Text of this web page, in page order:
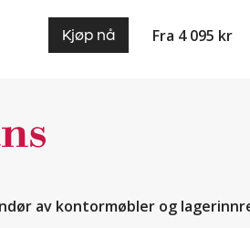
Kjøp nå Fra 4 095 kr
av kontormøbler og